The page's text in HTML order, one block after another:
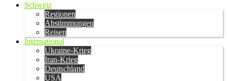
Schweiz
Regionen
Abstimmungen
Reisen
International
Ukraine-Krieg
Iran-Krieg
Deutschland
USA